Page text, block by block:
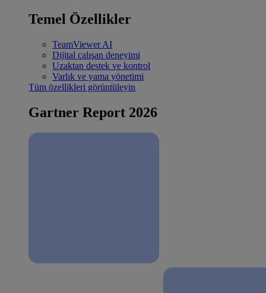
Temel Özellikler
TeamViewer AI
Dijital çalışan deneyimi
Uzaktan destek ve kontrol
Varlık ve yama yönetimi
Tüm özellikleri görüntüleyin
Gartner Report 2026